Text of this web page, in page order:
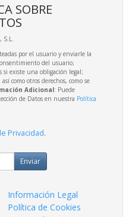
SOBRE
S.L.
por el usuario y enviarle la
del usuario;
si existe una obligación legal;
como otros derechos, como se
Adicional: Puede
de Datos en nuestra Política
Privacidad.
Enviar
Información Legal
Política de Cookies